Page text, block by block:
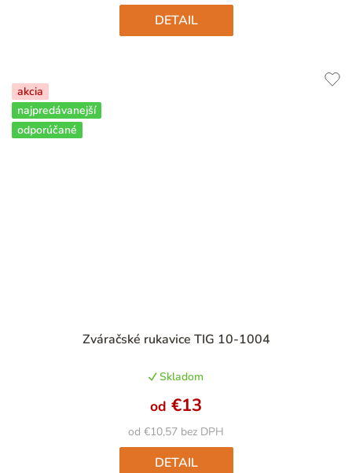
hviezdičiek.
DETAIL
akcia
najpredávanejší
odporúčané
Zváračské rukavice TIG 10-1004
hodnotenie
je
5,0
z
5
hviezdičiek.
Skladom
od €10,57 bez DPH
od €13
DETAIL